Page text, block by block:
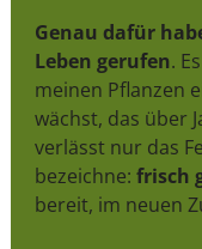
Genau dafür
Leben gerufen.
meinen Pflanzen
wächst, das über
verlässt nur das
bezeichne: frisch
bereit, im neuen